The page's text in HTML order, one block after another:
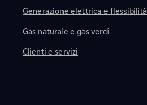
Generazione elettrica e flessibilità
Gas naturale e gas verdi
Clienti e servizi